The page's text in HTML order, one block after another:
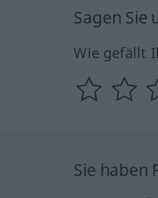
Sagen Sie
Wie gefällt
Sie haben